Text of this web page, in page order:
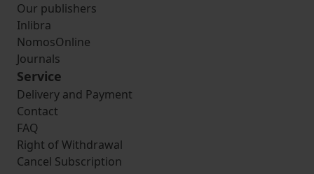
Our publishers
Inlibra
NomosOnline
Journals
Service
Delivery and Payment
Contact
FAQ
Right of Withdrawal
Cancel Subscription